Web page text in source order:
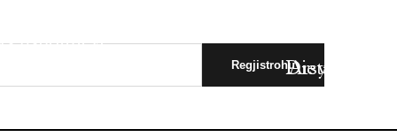
ushqimeve
Arsyet e
Dieta e